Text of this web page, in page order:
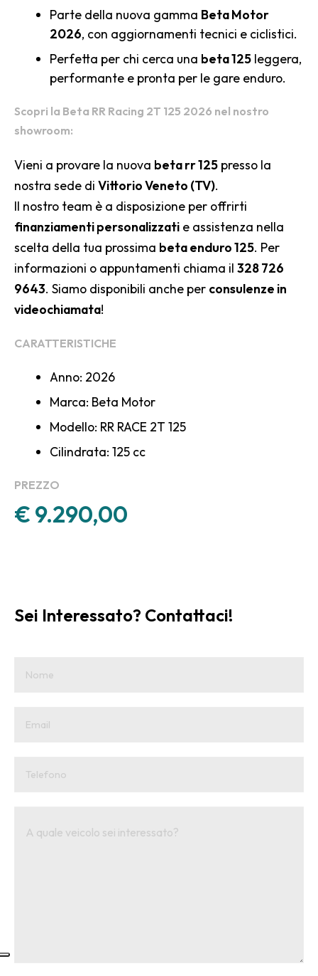
Parte della nuova gamma Beta Motor
2026, con aggiornamenti tecnici e ciclistici.
Perfetta per chi cerca una beta 125 leggera,
performante e pronta per le gare enduro.
Scopri la Beta RR Racing 2T 125 2026 nel nostro
showroom:
Vieni a provare la nuova beta rr 125 presso la
nostra sede di Vittorio Veneto (TV).
Il nostro team è a disposizione per offrirti
finanziamenti personalizzati e assistenza nella
scelta della tua prossima beta enduro 125. Per
informazioni o appuntamenti chiama il 328 726
9643. Siamo disponibili anche per consulenze in
videochiamata!
CARATTERISTICHE
Anno: 2026
Marca: Beta Motor
Modello: RR RACE 2T 125
Cilindrata: 125 cc
PREZZO
€ 9.290,00
Sei Interessato? Contattaci!